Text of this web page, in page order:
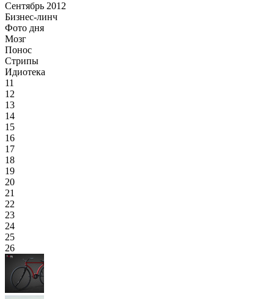
Сентябрь 2012
Бизнес-линч
Фото дня
Мозг
Понос
Стрипы
Идиотека
11
12
13
14
15
16
17
18
19
20
21
22
23
24
25
26